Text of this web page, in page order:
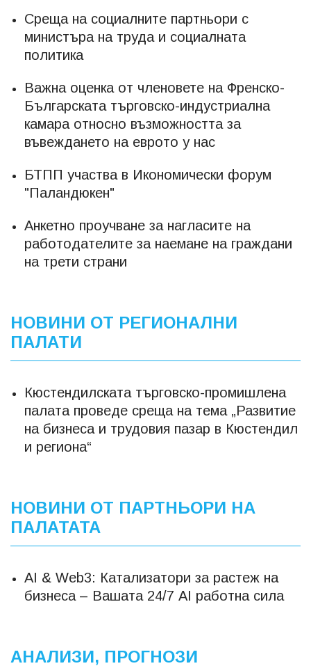
Среща на социалните партньори с
министъра на труда и социалната
политика
Важна оценка от членовете на Френско-
Българската търговско-индустриална
камара относно възможността за
въвеждането на еврото у нас
БТПП участва в Икономически форум
"Паландюкен"
Анкетно проучване за нагласите на
работодателите за наемане на граждани
на трети страни
НОВИНИ ОТ РЕГИОНАЛНИ
ПАЛАТИ
Кюстендилската търговско-промишлена
палата проведе среща на тема „Развитие
на бизнеса и трудовия пазар в Кюстендил
и региона“
НОВИНИ ОТ ПАРТНЬОРИ НА
ПАЛАТАТА
AI & Web3: Катализатори за растеж на
бизнеса – Вашата 24/7 AI работна сила
АНАЛИЗИ, ПРОГНОЗИ